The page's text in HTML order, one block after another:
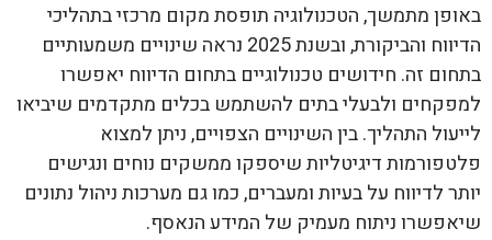
באופן מתמשך, הטכנולוגיה תופסת מקום מרכזי בתהליכי
הדיווח והביקורת, ובשנת 2025 נראה שינויים משמעותיים
בתחום זה. חידושים טכנולוגיים בתחום הדיווח יאפשרו
למפקחים ולבעלי בתים להשתמש בכלים מתקדמים שיביאו
לייעול התהליך. בין השינויים הצפויים, ניתן למצוא
פלטפורמות דיגיטליות שיספקו ממשקים נוחים ונגישים
יותר לדיווח על בעיות ומעברים, כמו גם מערכות ניהול נתונים
שיאפשרו ניתוח מעמיק של המידע הנאסף.